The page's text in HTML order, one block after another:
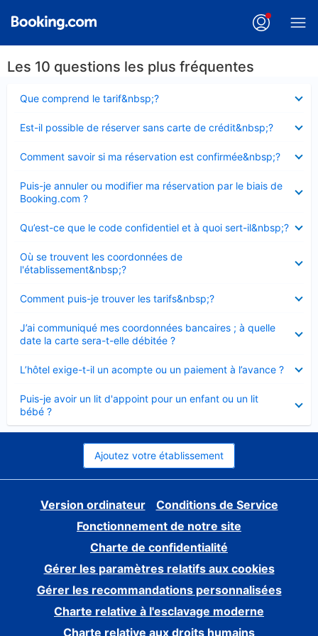
Les 10 questions les plus fréquentes
Que comprend le tarif&nbsp;?
fermé
Est-il possible de réserver sans carte de crédit&nbsp;?
fermé
Comment savoir si ma réservation est confirmée&nbsp;?
fermé
Puis-je annuler ou modifier ma réservation par le biais de
Booking.com ?
fermé
Qu’est-ce que le code confidentiel et à quoi sert-il&nbsp;?
fermé
Où se trouvent les coordonnées de
l'établissement&nbsp;?
fermé
Comment puis-je trouver les tarifs&nbsp;?
fermé
J’ai communiqué mes coordonnées bancaires ; à quelle
date la carte sera-t-elle débitée ?
fermé
L’hôtel exige-t-il un acompte ou un paiement à l’avance ?
fermé
Puis-je avoir un lit d'appoint pour un enfant ou un lit
bébé ?
fermé
Ajoutez votre établissement
Version ordinateur
Conditions de Service
Fonctionnement de notre site
Charte de confidentialité
Gérer les paramètres relatifs aux cookies
Gérer les recommandations personnalisées
Charte relative à l'esclavage moderne
Charte relative aux droits humains